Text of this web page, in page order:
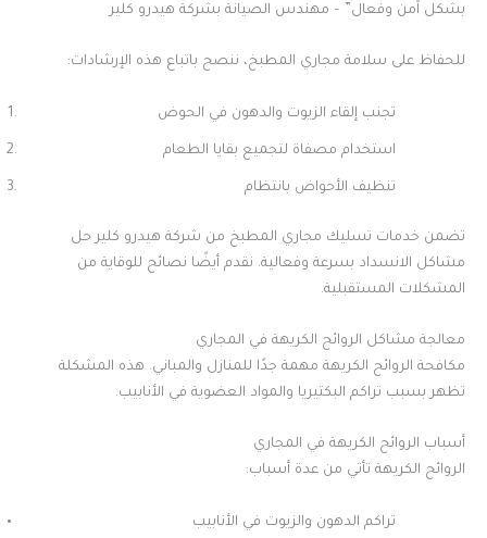
بشكل آمن وفعال” – مهندس الصيانة بشركة هيدرو كلير
للحفاظ على سلامة مجاري المطبخ، ننصح باتباع هذه الإرشادات:
تجنب إلقاء الزيوت والدهون في الحوض
استخدام مصفاة لتجميع بقايا الطعام
تنظيف الأحواض بانتظام
تضمن خدمات تسليك مجاري المطبخ من شركة هيدرو كلير حل
مشاكل الانسداد بسرعة وفعالية. نقدم أيضًا نصائح للوقاية من
المشكلات المستقبلية.
معالجة مشاكل الروائح الكريهة في المجاري
مكافحة الروائح الكريهة مهمة جدًا للمنازل والمباني. هذه المشكلة
تظهر بسبب تراكم البكتيريا والمواد العضوية في الأنابيب.
أسباب الروائح الكريهة في المجاري
الروائح الكريهة تأتي من عدة أسباب:
تراكم الدهون والزيوت في الأنابيب